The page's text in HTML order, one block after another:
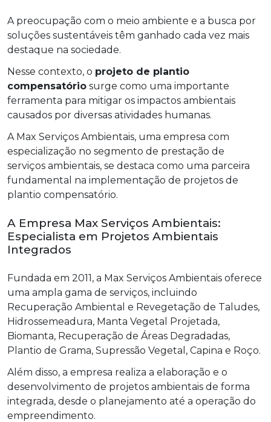
A preocupação com o meio ambiente e a busca por
soluções sustentáveis têm ganhado cada vez mais
destaque na sociedade.
Nesse contexto, o projeto de plantio
compensatório surge como uma importante
ferramenta para mitigar os impactos ambientais
causados por diversas atividades humanas.
A Max Serviços Ambientais, uma empresa com
especialização no segmento de prestação de
serviços ambientais, se destaca como uma parceira
fundamental na implementação de projetos de
plantio compensatório.
A Empresa Max Serviços Ambientais:
Especialista em Projetos Ambientais
Integrados
Fundada em 2011, a Max Serviços Ambientais oferece
uma ampla gama de serviços, incluindo
Recuperação Ambiental e Revegetação de Taludes,
Hidrossemeadura, Manta Vegetal Projetada,
Biomanta, Recuperação de Áreas Degradadas,
Plantio de Grama, Supressão Vegetal, Capina e Roço.
Além disso, a empresa realiza a elaboração e o
desenvolvimento de projetos ambientais de forma
integrada, desde o planejamento até a operação do
empreendimento.